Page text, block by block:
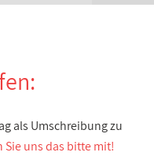
als Umschreibung zu
Sie uns das bitte mit!